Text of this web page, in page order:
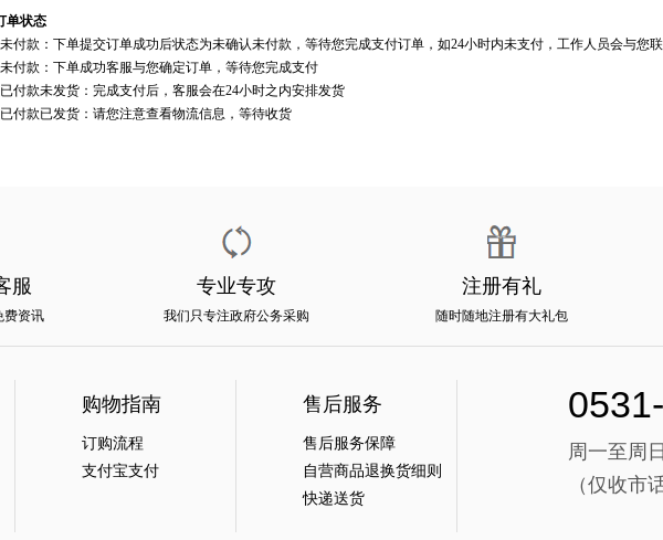
单状态
款：下单提交订单成功后状态为未确认未付款，等待您完成支付订单，如24小时内未支付，工作人员会与您联
款：下单成功客服与您确定订单，等待您完成支付
款未发货：完成支付后，客服会在24小时之内安排发货
款已发货：请您注意查看物流信息，等待收货
服
费资讯
专业专攻
我们只专注政府公务采购
注册有礼
随时随地注册有大礼包
购物指南
订购流程
支付宝支付
售后服务
售后服务保障
自营商品退换货细则
快递送货
周一至周
（仅收市